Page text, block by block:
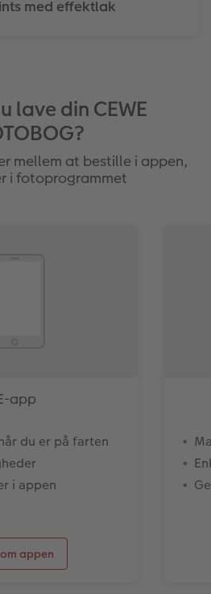
med effektlak
lave din CEWE
mellem at bestille i appen,
i fotoprogrammet
app
du er på farten
i appen
appen